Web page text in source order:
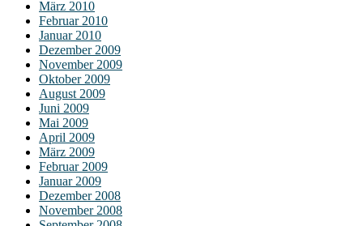
März 2010
Februar 2010
Januar 2010
Dezember 2009
November 2009
Oktober 2009
August 2009
Juni 2009
Mai 2009
April 2009
März 2009
Februar 2009
Januar 2009
Dezember 2008
November 2008